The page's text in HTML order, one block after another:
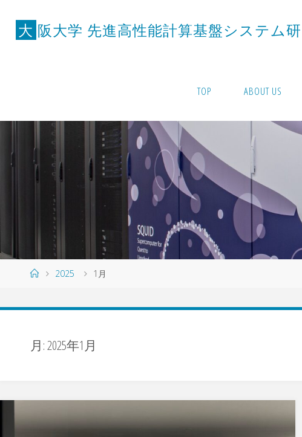
大 阪大学 先進高性能計算基盤システム研
TOP ABOUT US
ホ
2025 1月
月:2025年1月